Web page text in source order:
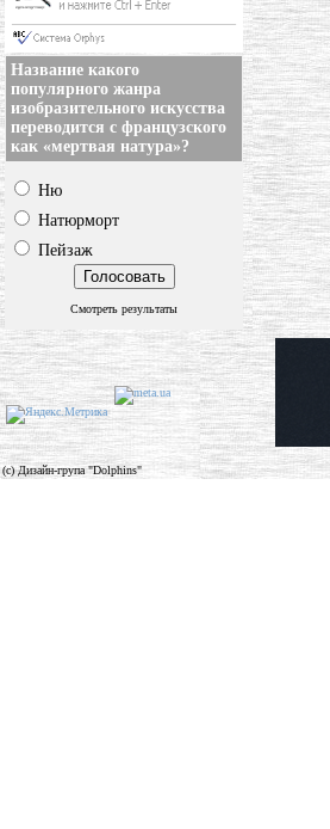
Название какого
популярного жанра
изобразительного искусства
переводится с французского
как «мертвая натура»?
Ню
Натюрморт
Пейзаж
Смотреть результаты
(c) Дизайн-група "Dolphins"